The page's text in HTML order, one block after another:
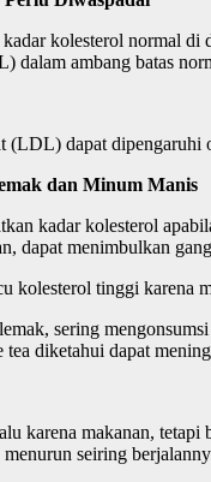
kadar kolesterol normal
dalam ambang batas
(LDL) dapat dipengaruhi
dan Minum Manis
kadar kolesterol
dapat menimbulkan
kolesterol tinggi karena
sering
tea diketahui dapat
karena makanan,
seiring